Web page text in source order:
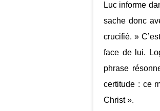
Luc informe
sache donc
crucifié. »
face de lui.
phrase
certitude : ce
Christ ».